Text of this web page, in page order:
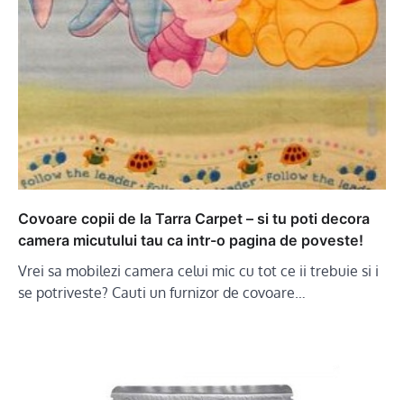
Covoare copii de la Tarra Carpet – si tu poti decora
camera micutului tau ca intr-o pagina de poveste!
Vrei sa mobilezi camera celui mic cu tot ce ii trebuie si i
se potriveste? Cauti un furnizor de covoare…